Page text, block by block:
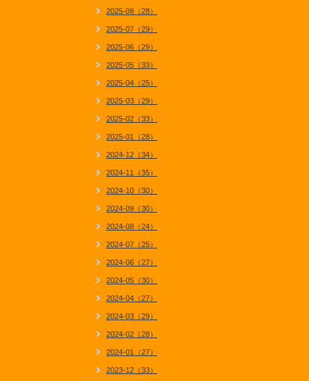
2025-08（28）
2025-07（29）
2025-06（29）
2025-05（33）
2025-04（25）
2025-03（29）
2025-02（33）
2025-01（28）
2024-12（34）
2024-11（35）
2024-10（30）
2024-09（30）
2024-08（24）
2024-07（25）
2024-06（27）
2024-05（30）
2024-04（27）
2024-03（29）
2024-02（28）
2024-01（27）
2023-12（33）